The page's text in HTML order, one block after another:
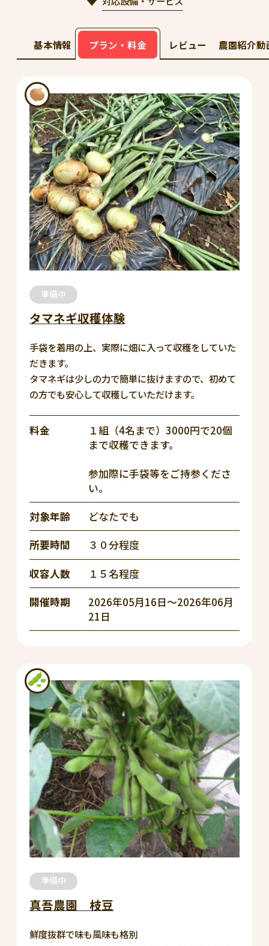
基本情報 プラン・料金 レビュー 農園紹介動
準備中
タマネギ収穫体験
手袋を着用の上、実際に畑に入って収穫をしていた
だきます。
タマネギは少しの力で簡単に抜けますので、初めて
の方でも安心して収穫していただけます。
料金
１組（4名まで）3000円で20個
まで収穫できます。
参加際に手袋等をご持参くださ
い。
対象年齢
どなたでも
所要時間
３０分程度
収容人数
１５名程度
開催時期
2026年05月16日～2026年06月
21日
準備中
真吾農園 枝豆
鮮度抜群で味も風味も格別